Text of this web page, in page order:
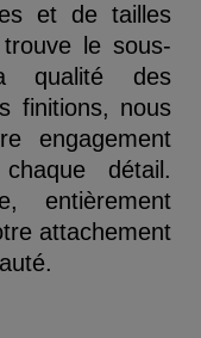
et de tailles
le sous-
qualité des
finitions, nous
engagement
détail.
entièrement
attachement